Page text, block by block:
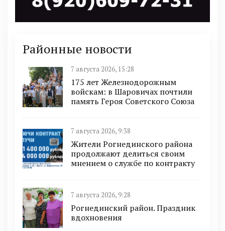
Районные новости
7 августа 2026, 15:28
175 лет Железнодорожным
войскам: в Шаровичах почтили
память Героя Советского Союза
7 августа 2026, 9:38
Жители Рогнединского района
продолжают делиться своим
мнением о службе по контракту
7 августа 2026, 9:28
Рогнединский район. Праздник
вдохновения